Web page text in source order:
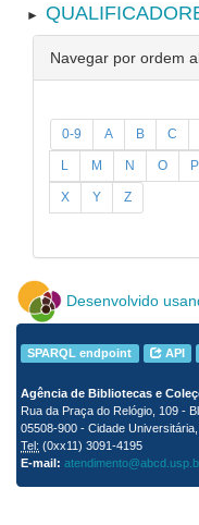
►
Navegar por ordem
0-9 A B C
L M N O P
X Y Z
Desenvolvido
SPARQL endpoint API
Agência de Bibliotecas e
Rua da Praça do Relógio, 109 -
05508-900 - Cidade
Tel: (0xx11) 3091-4195
E-mail: